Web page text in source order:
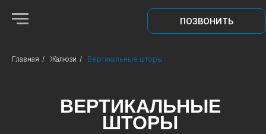
ПОЗВОНИТЬ
Главная / Жалюзи / Вертикальные шторы
ВЕРТИКАЛЬНЫЕ
ШТОРЫ